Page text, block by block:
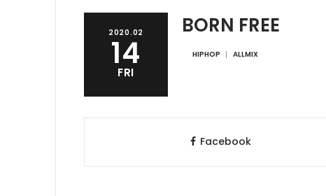
2020.02
14
FRI
BORN FREE
HIPHOP ALLMIX
Facebook